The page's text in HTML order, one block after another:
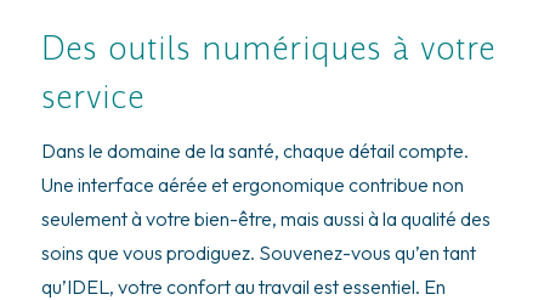
Des outils numériques à votre
service
Dans le domaine de la santé, chaque détail compte.
Une interface aérée et ergonomique contribue non
seulement à votre bien-être, mais aussi à la qualité des
soins que vous prodiguez. Souvenez-vous qu’en tant
qu’IDEL, votre confort au travail est essentiel. En